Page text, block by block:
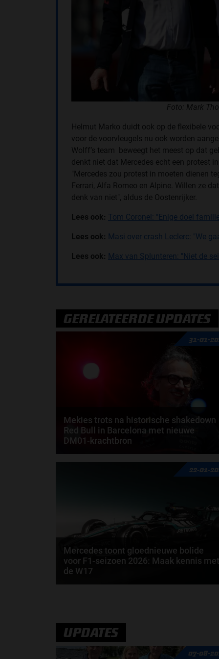
Foto: Mark
Helmut Marko duidt ook op de flexibele
voor de voorvleugels nu ook worden
Wolff’s team beweegt het meest op dat
denkt niet dat Mercedes echt een protest
"Mercedes zou protest in moeten dienen
Ferrari, Alfa Romeo en Alpine. Willen ze
denk van niet", aldus de Oostenrijker.
Lees ook: Tom Coronel: "Enige doel
Lees ook: Masi over crash Leclerc: "We
Lees ook: Max van Splunteren: "Niet de
GERELATEERDE UPDATES
31-01-
Mekies trots na historische shakedown
Red Bull in Barcelona met nieuwe
DM01-krachtbron
Laurent Mekies kijkt met een tevreden gevoel terug
op de shakedown die Red Bull Racing afgelopen...
22-01-
Mercedes toont gloednieuwe bolide
voor F1-seizoen 2026: Maak kennis met
de W17
doorJarlo van der Vloed
UPDATES
07-08-